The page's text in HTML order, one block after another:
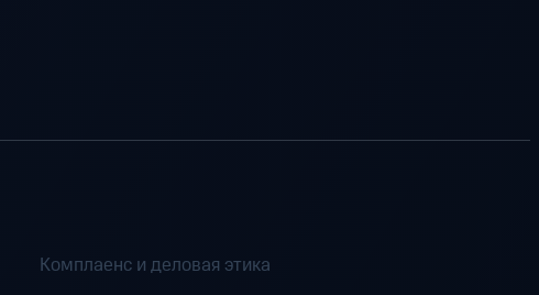
Комплаенс и деловая этика